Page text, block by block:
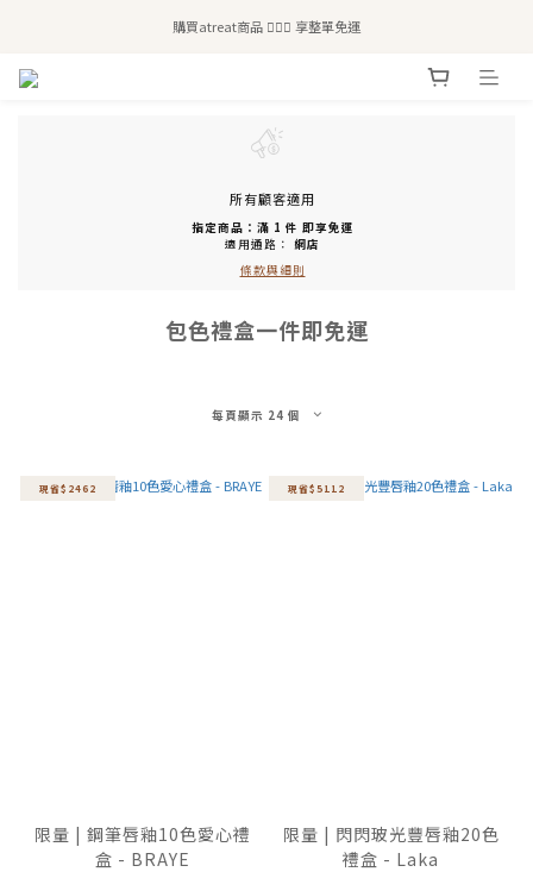
全站滿$2,500免運｜6/30前 含新品滿$1,300超取免運
購買atreat商品 💆🏻‍♀️ 享整單免運
所有顧客適用
指定商品：滿 1 件 即享免運
適用通路： 網店
條款與細則
包色禮盒一件即免運
每頁顯示 24 個
現省$2462
限量 | 鋼筆唇釉10色愛心禮
盒 - BRAYE
現省$5112
限量 | 閃閃玻光豐唇釉20色
禮盒 - Laka